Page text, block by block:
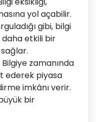
yol açabilir.
gibi, bilgi
etkili bir
Bilgiye zamanında
ederek piyasa
imkânı verir.
bir